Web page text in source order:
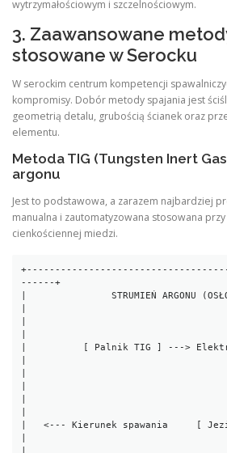
wytrzymałościowym i szczelnościowym.
3. Zaawansowane
stosowane w Serocku
W serockim centrum kompetencji
kompromisy. Dobór metody spajania jest
geometrią detalu, grubością ścianek oraz
elementu.
Metoda TIG (Tungsten Inert
argonu
Jest to podstawowa, a zarazem najbardziej
manualna i zautomatyzowana stosowana
cienkościennej miedzi.
------+
|               STRUMIEŃ ARGONU
|          [ Palnik TIG ] --->
|                                     v
|   <--- Kierunek spawania     [